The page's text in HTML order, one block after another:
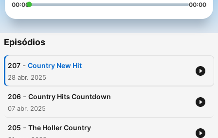
00:00 00:00
Episódios
207 - Country New Hit
28 abr. 2025
206 - Country Hits Countdown
07 abr. 2025
205 - The Holler Country